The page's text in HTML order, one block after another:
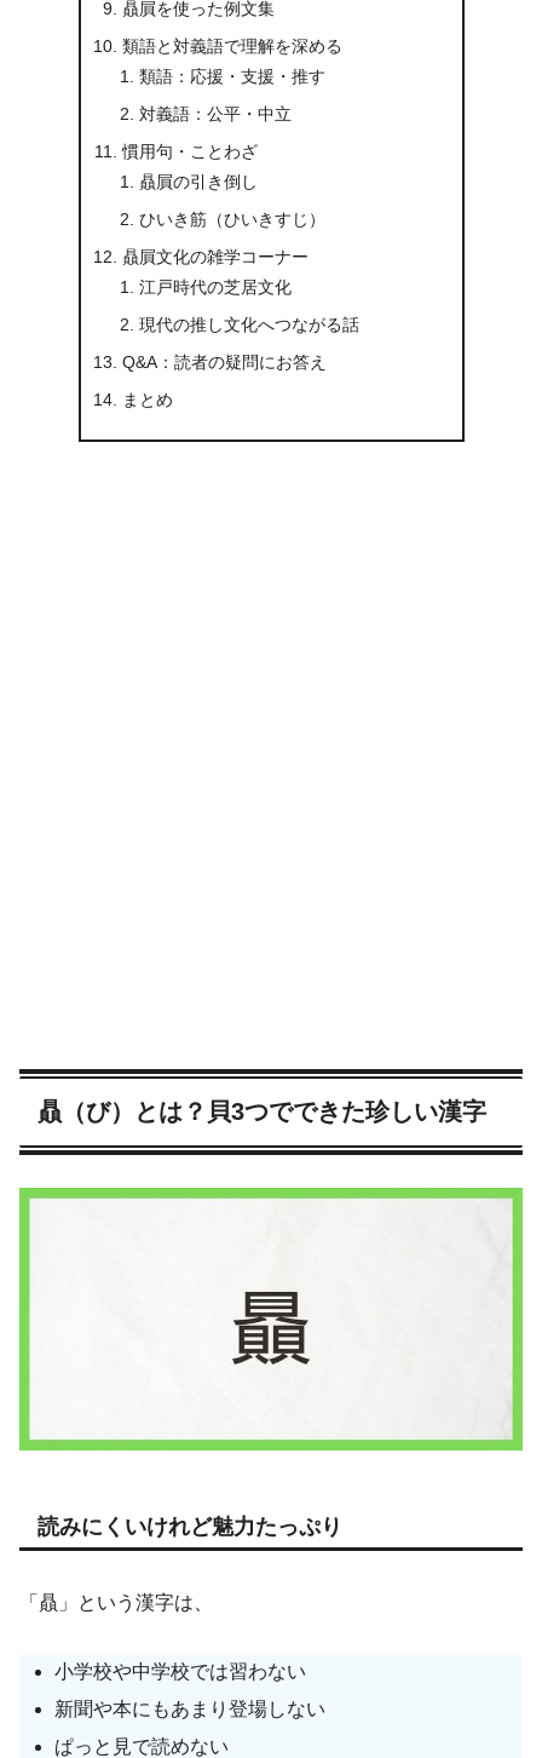
贔屓を使った例文集
類語と対義語で理解を深める
類語：応援・支援・推す
対義語：公平・中立
慣用句・ことわざ
贔屓の引き倒し
ひいき筋（ひいきすじ）
贔屓文化の雑学コーナー
江戸時代の芝居文化
現代の推し文化へつながる話
Q&A：読者の疑問にお答え
まとめ
贔（び）とは？貝3つでできた珍しい漢字
読みにくいけれど魅力たっぷり
「贔」という漢字は、
小学校や中学校では習わない
新聞や本にもあまり登場しない
ぱっと見で読めない